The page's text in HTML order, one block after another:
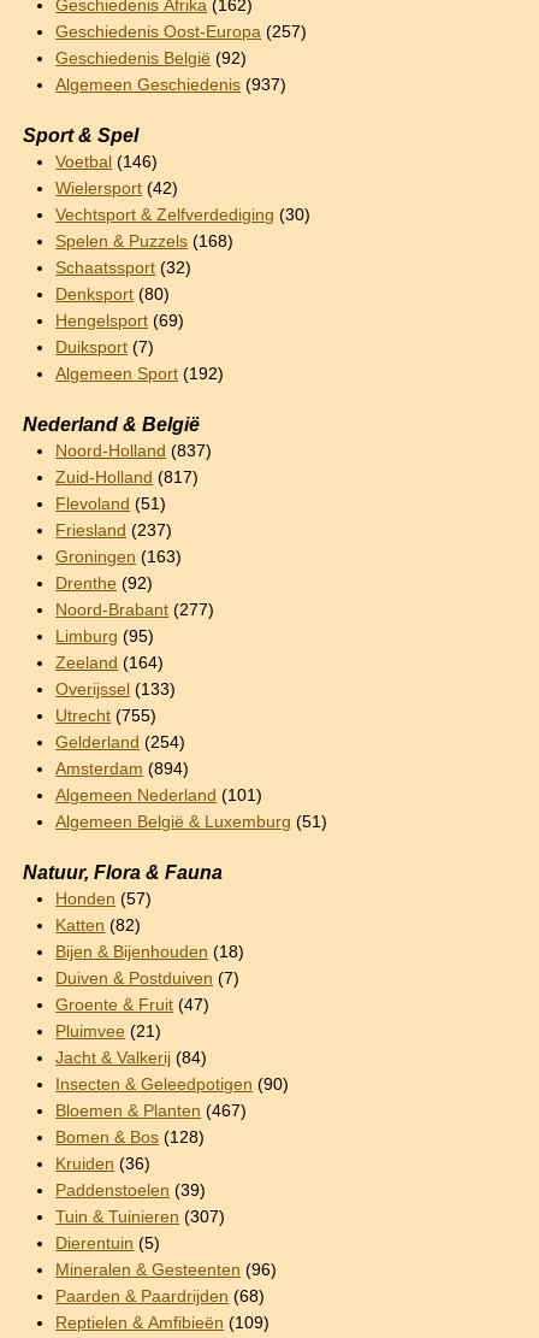
Geschiedenis Afrika (162)
Geschiedenis Oost-Europa (257)
Geschiedenis België (92)
Algemeen Geschiedenis (937)
Sport & Spel
Voetbal (146)
Wielersport (42)
Vechtsport & Zelfverdediging (30)
Spelen & Puzzels (168)
Schaatssport (32)
Denksport (80)
Hengelsport (69)
Duiksport (7)
Algemeen Sport (192)
Nederland & België
Noord-Holland (837)
Zuid-Holland (817)
Flevoland (51)
Friesland (237)
Groningen (163)
Drenthe (92)
Noord-Brabant (277)
Limburg (95)
Zeeland (164)
Overijssel (133)
Utrecht (755)
Gelderland (254)
Amsterdam (894)
Algemeen Nederland (101)
Algemeen België & Luxemburg (51)
Natuur, Flora & Fauna
Honden (57)
Katten (82)
Bijen & Bijenhouden (18)
Duiven & Postduiven (7)
Groente & Fruit (47)
Pluimvee (21)
Jacht & Valkerij (84)
Insecten & Geleedpotigen (90)
Bloemen & Planten (467)
Bomen & Bos (128)
Kruiden (36)
Paddenstoelen (39)
Tuin & Tuinieren (307)
Dierentuin (5)
Mineralen & Gesteenten (96)
Paarden & Paardrijden (68)
Reptielen & Amfibieën (109)